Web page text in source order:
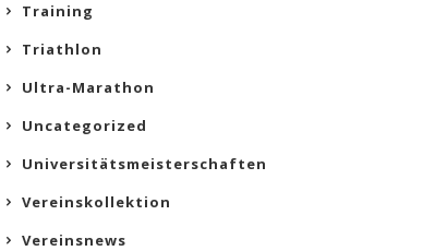
Training
Triathlon
Ultra-Marathon
Uncategorized
Universitätsmeisterschaften
Vereinskollektion
Vereinsnews